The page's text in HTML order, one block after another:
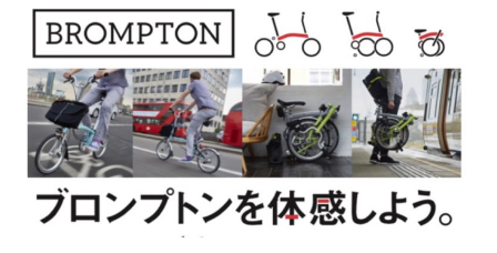
法人様向け割引
その他
お問い合わせ